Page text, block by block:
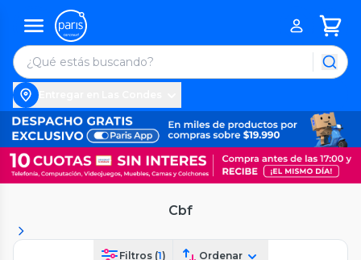
Cbf
Filtros (1) Ordenar